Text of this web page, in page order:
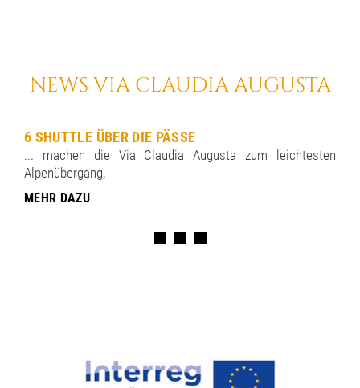
NEWS VIA CLAUDIA AUGUSTA
6 SHUTTLE ÜBER DIE PÄSSE
... machen die Via Claudia Augusta zum leichtesten
Alpenübergang.
MEHR DAZU